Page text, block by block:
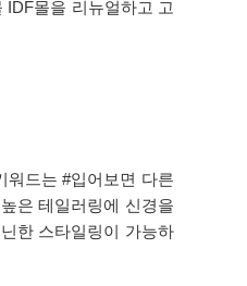
몰을 리뉴얼하고 고
워드는 #입어보면 다른
은 테일러링에 신경을
한 스타일링이 가능하